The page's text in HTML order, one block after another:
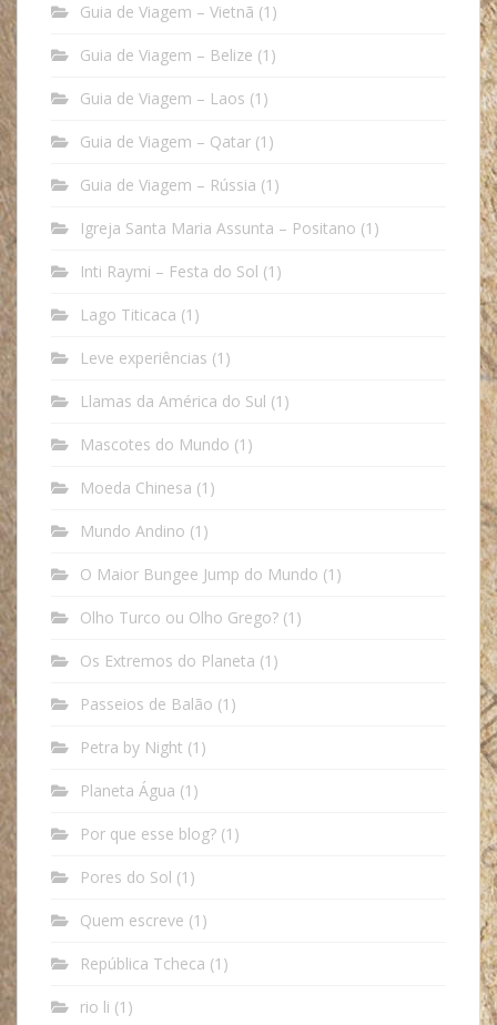
Guia de Viagem – Vietnã (1)
Guia de Viagem – Belize (1)
Guia de Viagem – Laos (1)
Guia de Viagem – Qatar (1)
Guia de Viagem – Rússia (1)
Igreja Santa Maria Assunta – Positano (1)
Inti Raymi – Festa do Sol (1)
Lago Titicaca (1)
Leve experiências (1)
Llamas da América do Sul (1)
Mascotes do Mundo (1)
Moeda Chinesa (1)
Mundo Andino (1)
O Maior Bungee Jump do Mundo (1)
Olho Turco ou Olho Grego? (1)
Os Extremos do Planeta (1)
Passeios de Balão (1)
Petra by Night (1)
Planeta Água (1)
Por que esse blog? (1)
Pores do Sol (1)
Quem escreve (1)
República Tcheca (1)
rio li (1)